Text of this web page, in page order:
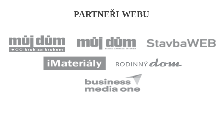
PARTNEŘI WEBU